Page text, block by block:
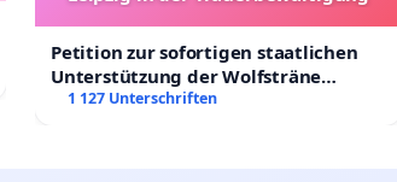
Petition zur sofortigen staatlichen
Unterstützung der Wolfsträne
Leipzig in der Trauerbewältigung
1 127 Unterschriften